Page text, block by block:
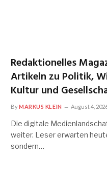
Redaktionelles
Artikeln zu Politik,
Kultur und
ByMARKUS KLEIN August 4,
Die digitale
weiter. Leser erwarten
sondern…